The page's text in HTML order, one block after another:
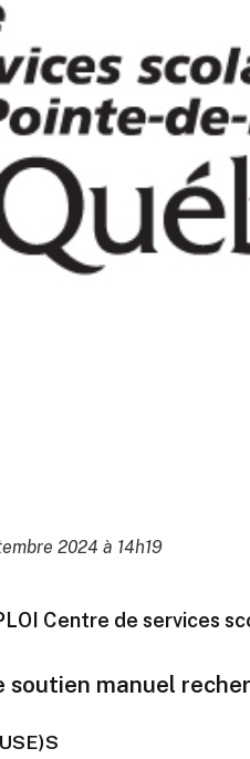
2024 à 14h19
Centre de services
soutien manuel